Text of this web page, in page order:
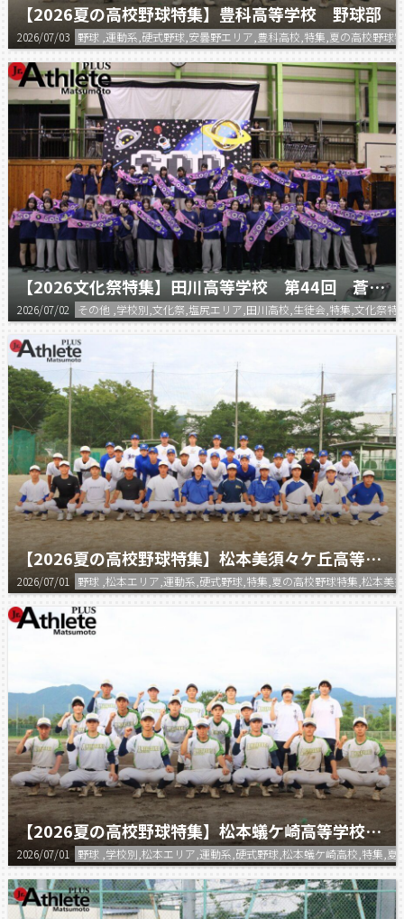
【2026夏の高校野球特集】豊科高等学校 野球部
2026/07/03 野球 ,運動系,硬式野球,安曇野エリア,豊科高校,特集,夏の高校野球
【2026文化祭特集】田川高等学校 第44回 蒼穹祭
2026/07/02 その他 ,学校別,文化祭,塩尻エリア,田川高校,生徒会,特集,文化祭特
【2026夏の高校野球特集】松本美須々ケ丘高等学校 野球部
2026/07/01 野球 ,松本エリア,運動系,硬式野球,特集,夏の高校野球特集,松本美
【2026夏の高校野球特集】松本蟻ケ崎高等学校 野球部
2026/07/01 野球 ,学校別,松本エリア,運動系,硬式野球,松本蟻ケ崎高校,特集,夏